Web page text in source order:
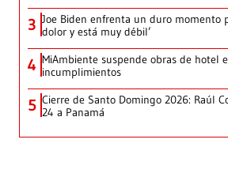
3 Joe Biden enfrenta un duro momento
dolor y está muy débil’
4 MiAmbiente suspende obras de hotel
incumplimientos
5 Cierre de Santo Domingo 2026: Raúl
24 a Panamá